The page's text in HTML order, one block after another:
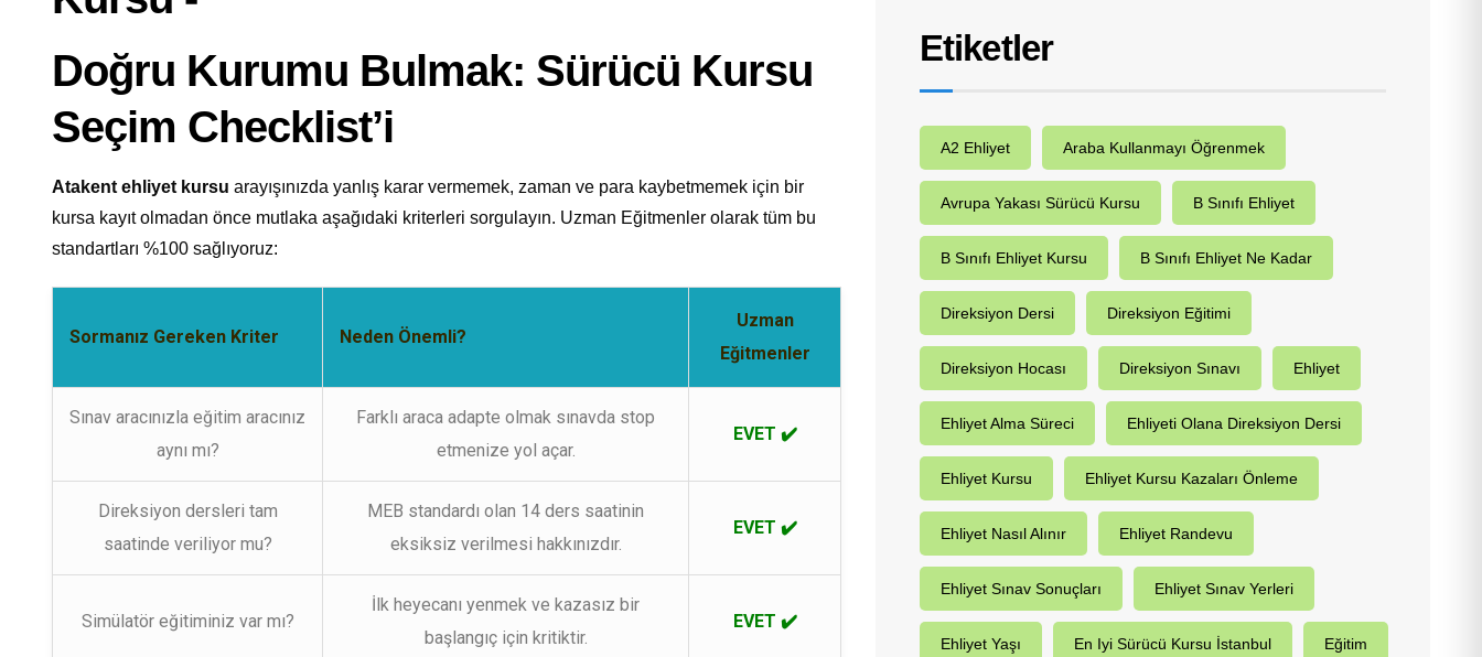
Doğru Kurumu Bulmak: Sürücü Kursu
Seçim Checklist’i
Atakent ehliyet kursu arayışınızda yanlış karar vermemek, zaman ve para kaybetmemek için bir
kursa kayıt olmadan önce mutlaka aşağıdaki kriterleri sorgulayın. Uzman Eğitmenler olarak tüm bu
standartları %100 sağlıyoruz:
Sormanız Gereken Kriter Neden Önemli?
Uzman
Eğitmenler
Sınav aracınızla eğitim aracınız
aynı mı?
Farklı araca adapte olmak sınavda stop
etmenize yol açar.
EVET ✔️
Direksiyon dersleri tam
saatinde veriliyor mu?
MEB standardı olan 14 ders saatinin
eksiksiz verilmesi hakkınızdır.
EVET ✔️
Simülatör eğitiminiz var mı?
İlk heyecanı yenmek ve kazasız bir
başlangıç için kritiktir.
EVET ✔️
Etiketler
A2 Ehliyet Araba Kullanmayı Öğrenmek
Avrupa Yakası Sürücü Kursu B Sınıfı Ehliyet
B Sınıfı Ehliyet Kursu B Sınıfı Ehliyet Ne Kadar
Direksiyon Dersi Direksiyon Eğitimi
Direksiyon Hocası Direksiyon Sınavı Ehliyet
Ehliyet Alma Süreci Ehliyeti Olana Direksiyon Dersi
Ehliyet Kursu Ehliyet Kursu Kazaları Önleme
Ehliyet Nasıl Alınır Ehliyet Randevu
Ehliyet Sınav Sonuçları Ehliyet Sınav Yerleri
Ehliyet Yaşı En Iyi Sürücü Kursu İstanbul Eğitim